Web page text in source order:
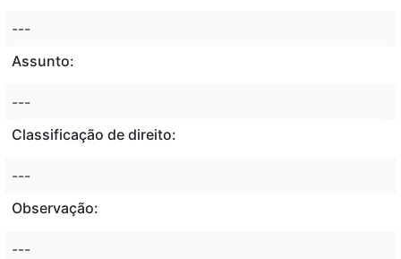
---
Assunto:
---
Classificação de direito:
---
Observação:
---